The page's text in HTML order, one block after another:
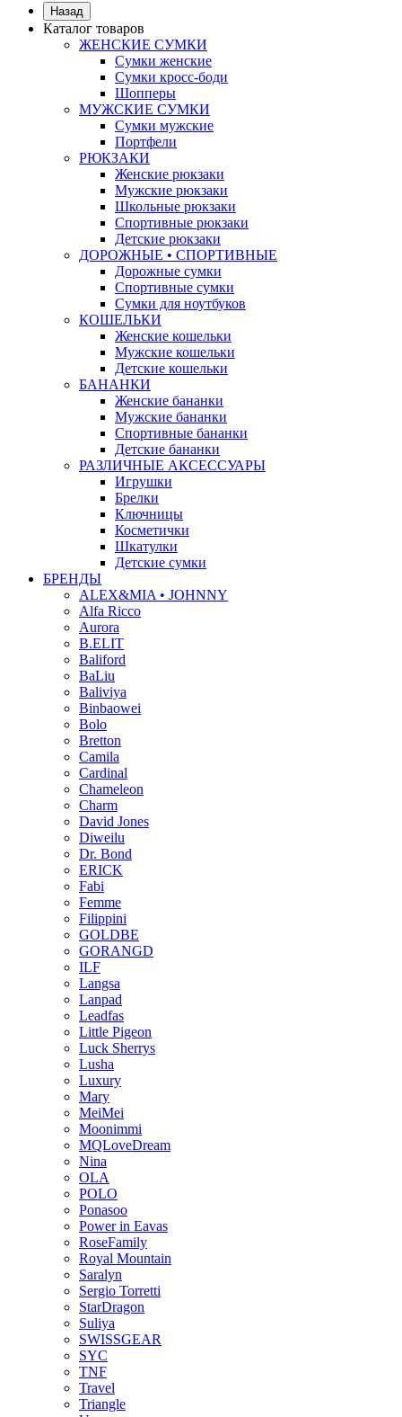
Назад
Каталог товаров
ЖЕНСКИЕ СУМКИ
Сумки женские
Сумки кросс-боди
Шопперы
МУЖСКИЕ СУМКИ
Сумки мужские
Портфели
РЮКЗАКИ
Женские рюкзаки
Мужские рюкзаки
Школьные рюкзаки
Спортивные рюкзаки
Детские рюкзаки
ДОРОЖНЫЕ • СПОРТИВНЫЕ
Дорожные сумки
Спортивные сумки
Сумки для ноутбуков
КОШЕЛЬКИ
Женские кошельки
Мужские кошельки
Детские кошельки
БАНАНКИ
Женские бананки
Мужские бананки
Спортивные бананки
Детские бананки
РАЗЛИЧНЫЕ АКСЕССУАРЫ
Игрушки
Брелки
Ключницы
Косметички
Шкатулки
Детские сумки
БРЕНДЫ
ALEX&MIA • JOHNNY
Alfa Ricco
Aurora
B.ELIT
Baliford
BaLiu
Baliviya
Binbaowei
Bolo
Bretton
Camila
Cardinal
Chameleon
Charm
David Jones
Diweilu
Dr. Bond
ERICK
Fabi
Femme
Filippini
GOLDBE
GORANGD
ILF
Langsa
Lanpad
Leadfas
Little Pigeon
Luck Sherrys
Lusha
Luxury
Mary
MeiMei
Moonimmi
MQLoveDream
Nina
OLA
POLO
Ponasoo
Power in Eavas
RoseFamily
Royal Mountain
Saralyn
Sergio Torretti
StarDragon
Suliya
SWISSGEAR
SYC
TNF
Travel
Triangle